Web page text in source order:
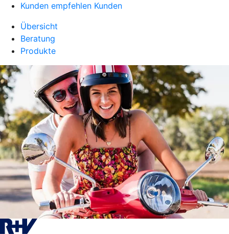
Kunden empfehlen Kunden
Übersicht
Beratung
Produkte